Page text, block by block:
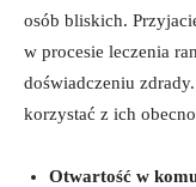
osób bliskich.
w procesie leczenia
doświadczeniu
korzystać z ich
Otwartość w